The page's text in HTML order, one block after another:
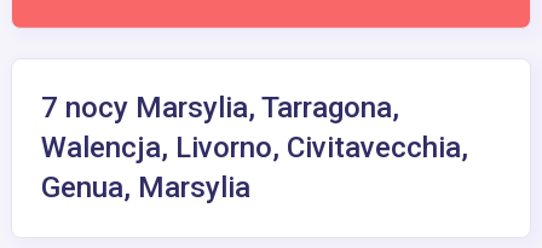
7 nocy Marsylia, Tarragona,
Walencja, Livorno, Civitavecchia,
Genua, Marsylia